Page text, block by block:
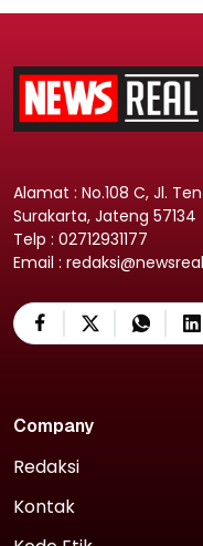
Alamat : No.108 C, Jl.
Surakarta, Jateng 57134
Telp : 02712931177
Email :
Company
Redaksi
Kontak